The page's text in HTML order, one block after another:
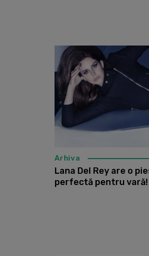
Arhiva
Lana Del Rey are o
perfectă pentru vară!